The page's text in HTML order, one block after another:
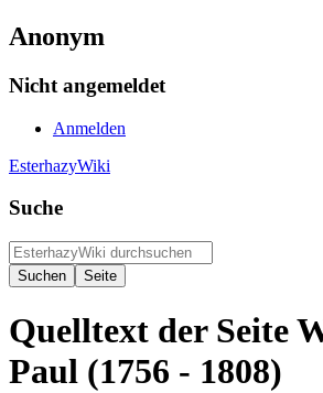
Anonym
Nicht angemeldet
Anmelden
EsterhazyWiki
Suche
Quelltext der Seite
Paul (1756 - 1808)